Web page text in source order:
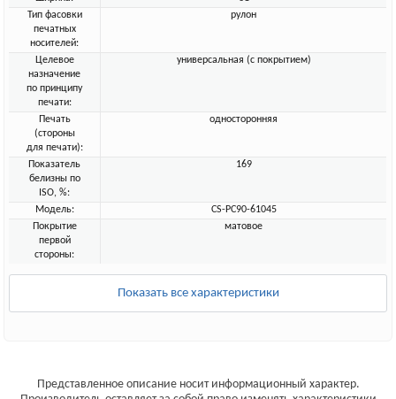
Тип фасовки
печатных
носителей:
рулон
Целевое
назначение
по принципу
печати:
универсальная (с покрытием)
Печать
(стороны
для печати):
односторонняя
Показатель
белизны по
ISO, %:
169
Модель:
CS-PC90-61045
Покрытие
первой
стороны:
матовое
Показать все характеристики
Представленное описание носит информационный характер.